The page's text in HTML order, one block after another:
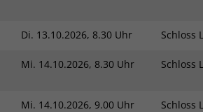
Di. 13.10.2026, 8.30 Uhr Schloss
Mi. 14.10.2026, 8.30 Uhr Schloss
Mi. 14.10.2026, 9.00 Uhr Schloss